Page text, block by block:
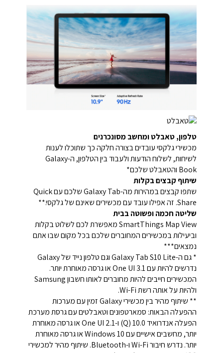
טלפון, טאבלט ומחשב מסונכרנים
מכשירי גלקסי עובדים בצורה חלקה כך שתוכלו לענות
לשיחות, לשלוח הודעות ולעבוד בין הטלפון, ה-Galaxy
Book והטאבלט שלכם*
שיתוף קבצים בקלות
שתפו קבצים במהירות מה-Galaxy Tab שלכם עם Quick
Share. זה אפילו עובד עם מכשירים שאינם של גלקסי.**
שליטה חכמה ופשוטה בבית
SmartThings Map View מאפשרת לכם לשלוט בקלות
וביעילות במכשירים המחוברים שלכם בכל מקום שבו אתם
נמצאים***
* גם ה-Galaxy Tab S10 Lite וגם טלפון נייד של Galaxy
נדרשים להיות עם One UI 3.1 או גרסה מאוחרת יותר.
המכשירים חייבים להיות מחוברים לאותו חשבון Samsung
ולהיות על אותה רשת Wi-Fi.
** שיתוף מהיר בין מכשירי Galaxy זמין עם מערכות
ההפעלה הבאות: סמארטפונים וטאבלטים עם גרסת מערכת
הפעלה אנדרואיד 10.0 (Q) ו-One UI 2.1 או גרסה מאוחרת
יותר, מחשבים אישיים עם Windows 10 או גרסה מאוחרת
יותר. נדרש חיבור Wi-Fi ו-Bluetooth. שיתוף מהיר למכשירי